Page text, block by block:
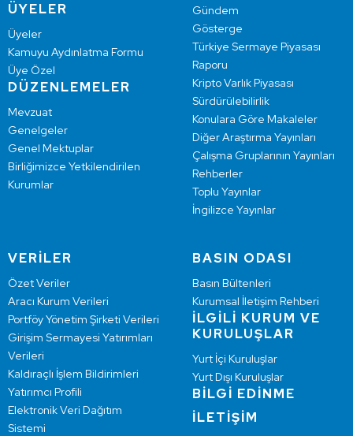
ÜYELER
Üyeler
Kamuyu Aydınlatma Formu
Üye Özel
DÜZENLEMELER
Mevzuat
Genelgeler
Genel Mektuplar
Birliğimizce Yetkilendirilen
Kurumlar
Gündem
Gösterge
Türkiye Sermaye Piyasası
Raporu
Kripto Varlık Piyasası
Sürdürülebilirlik
Konulara Göre Makaleler
Diğer Araştırma Yayınları
Çalışma Gruplarının Yayınları
Rehberler
Toplu Yayınlar
İngilizce Yayınlar
VERİLER
Özet Veriler
Aracı Kurum Verileri
Portföy Yönetim Şirketi Verileri
Girişim Sermayesi Yatırımları
Verileri
Kaldıraçlı İşlem Bildirimleri
Yatırımcı Profili
Elektronik Veri Dağıtım
Sistemi
BASIN ODASI
Basın Bültenleri
Kurumsal İletişim Rehberi
İLGİLİ KURUM VE
KURULUŞLAR
Yurt İçi Kuruluşlar
Yurt Dışı Kuruluşlar
BİLGİ EDİNME
İLETİŞİM